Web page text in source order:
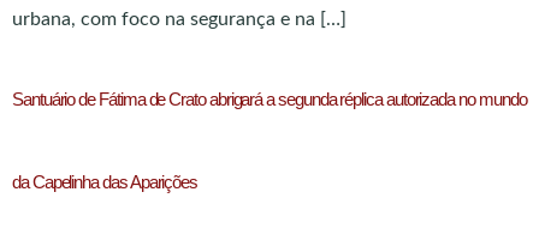
urbana, com foco na segurança e na […]
Santuário de Fátima de Crato abrigará a segunda réplica autorizada no mundo
da Capelinha das Aparições